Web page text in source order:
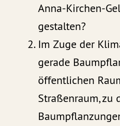
Anna-Kirchen-
gestalten?
Im Zuge der
gerade
öffentlichen
Straßenraum, zu